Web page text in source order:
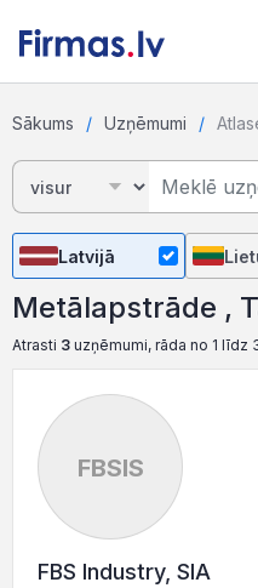
Sākums Uzņēmumi
Latvijā
Metālapstrāde ,
Atrasti 3 uzņēmumi, rāda no 1 līdz
FBSIS
FBS Industry, SIA